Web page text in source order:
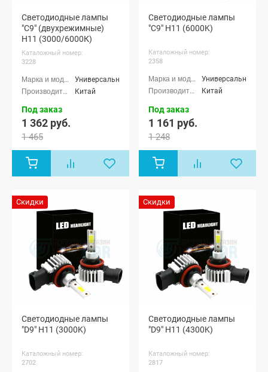
Светодиодные лампы
"C9" (двухрежимные)
H11 (3000/6000К)
Каталожный номер:
3228
Универсальные
Китай
Под заказ
1 362 руб.
1 465
Светодиодные лампы
"C9" H11 (6000K)
Каталожный номер:
2358
Универсальные
Китай
Под заказ
1 161 руб.
1 248
Скидки
Светодиодные лампы
"D9" H11 (3000K)
Каталожный номер:
2702
Скидки
Светодиодные лампы
"D9" H11 (4300K)
Каталожный номер:
2817